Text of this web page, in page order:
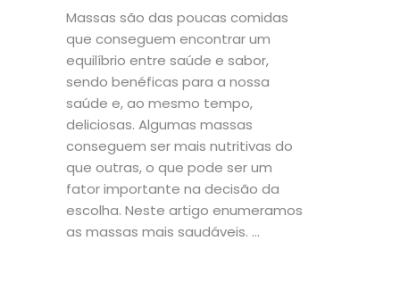
Massas são das poucas comidas
que conseguem encontrar um
equilíbrio entre saúde e sabor,
sendo benéficas para a nossa
saúde e, ao mesmo tempo,
deliciosas. Algumas massas
conseguem ser mais nutritivas do
que outras, o que pode ser um
fator importante na decisão da
escolha. Neste artigo enumeramos
as massas mais saudáveis.